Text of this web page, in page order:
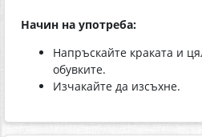
Начин на употреба:
Напръскайте краката и
обувките.
Изчакайте да изсъхне.